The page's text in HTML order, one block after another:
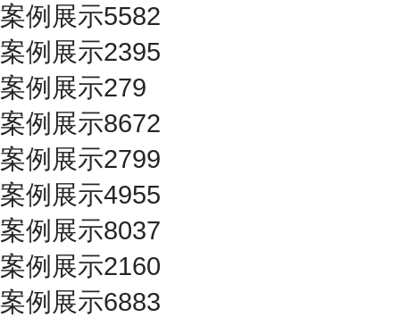
案例展示5582
案例展示2395
案例展示279
案例展示8672
案例展示2799
案例展示4955
案例展示8037
案例展示2160
案例展示6883